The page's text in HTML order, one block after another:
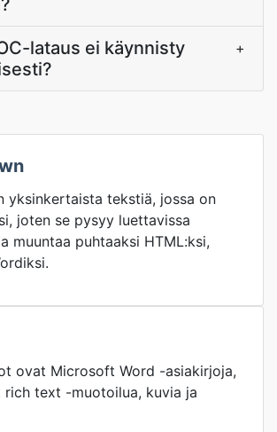
lataus ei käynnisty
+
yksinkertaista tekstiä, jossa on
joten se pysyy luettavissa
muuntaa puhtaaksi HTML:ksi,
ovat Microsoft Word -asiakirjoja,
text -muotoilua, kuvia ja